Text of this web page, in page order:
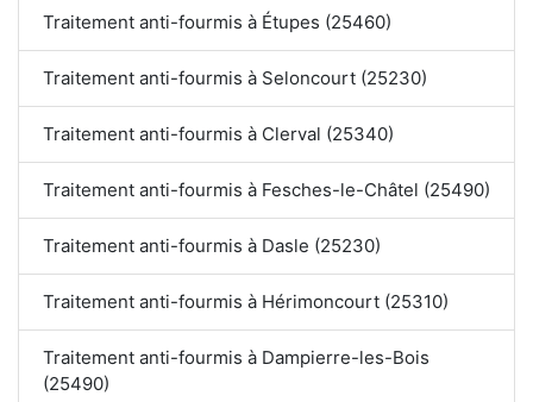
Traitement anti-fourmis à Étupes (25460)
Traitement anti-fourmis à Seloncourt (25230)
Traitement anti-fourmis à Clerval (25340)
Traitement anti-fourmis à Fesches-le-Châtel (25490)
Traitement anti-fourmis à Dasle (25230)
Traitement anti-fourmis à Hérimoncourt (25310)
Traitement anti-fourmis à Dampierre-les-Bois
(25490)